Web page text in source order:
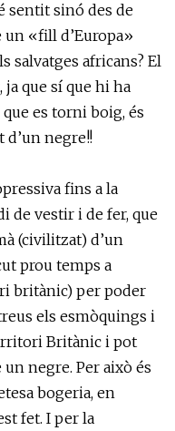
sentit sinó des de
un «fill d’Europa»
salvatges africans? El
que sí que hi ha
es torni boig, és
d’un negre!!
fins a la
de vestir i de fer, que
(civilitzat) d’un
prou temps a
britànic) per poder
els esmòquings i
Britànic i pot
negre. Per això és
bogeria, en
fet. I per la